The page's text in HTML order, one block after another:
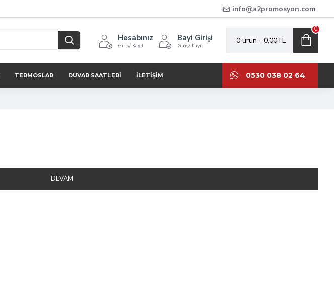
info@a2promosyon.com
Hesabınız
Giriş/ Kayıt
Bayi Girişi
Giriş/ Kayıt
0 ürün - 0,00TL
0
TERMOSLAR DUVAR SAATLERI İLETIŞIM 0530 038 02 64
DEVAM